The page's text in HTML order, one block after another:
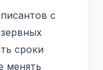
с
сроки
менять